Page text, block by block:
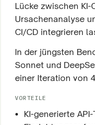
Lücke zwischen
Ursachenanalyse
CI/CD integrieren
In der jüngsten
Sonnet und
einer Iteration von
VORTEILE
KI-generierte